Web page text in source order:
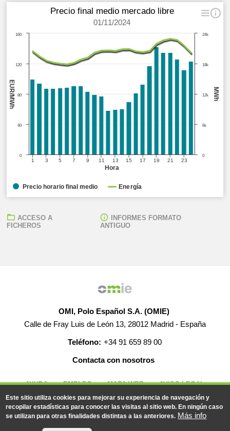
Hora
MWh
EUR/MWh
Precio final medio mercado libre
01/11/2024
1 3 5 7 9 11 13 15 17 19 21 23
0
24k
6k
12k
18k
0
40
80
120
160
Precio horario final medio Energía
ACCESO A
FICHEROS
INFORMES FORMATO
ANTIGUO
OMI, Polo Español S.A. (OMIE)
Calle de Fray Luis de León 13, 28012 Madrid - España
Teléfono: +34 91 659 89 00
Contacta con nosotros
© 2019-2026 - Todos los derechos reservados
AYUDA EMPLEO MAPA WEB AVISO LEGAL
Este sitio utiliza cookies para mejorar su experiencia de navegación y
recopilar estadísticas para conocer las visitas al sitio web. En ningún caso
se utilizan para otras finalidades distintas a las anteriores. Más info